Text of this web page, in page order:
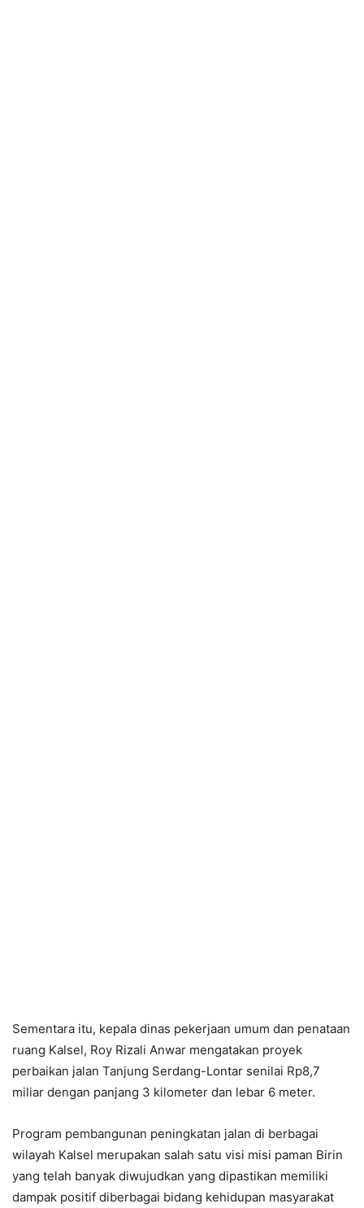
Sementara itu, kepala dinas pekerjaan umum dan penataan
ruang Kalsel, Roy Rizali Anwar mengatakan proyek
perbaikan jalan Tanjung Serdang-Lontar senilai Rp8,7
miliar dengan panjang 3 kilometer dan lebar 6 meter.
Program pembangunan peningkatan jalan di berbagai
wilayah Kalsel merupakan salah satu visi misi paman Birin
yang telah banyak diwujudkan yang dipastikan memiliki
dampak positif diberbagai bidang kehidupan masyarakat